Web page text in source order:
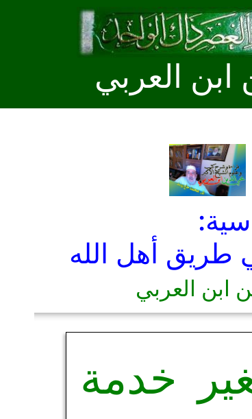
ابن العربي
طريق أهل الله
ابن العربي
خدمة